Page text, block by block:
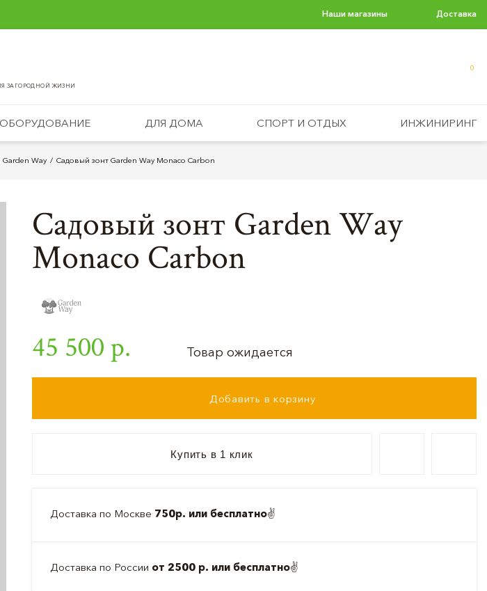
Наши магазины Доставка
ЗАГОРОДНОЙ ЖИЗНИ
0
ДЛЯ ДОМА СПОРТ И ОТДЫХ ИНЖИНИРИНГ
Garden Way Садовый зонт Garden Way Monaco Carbon
Садовый зонт Garden Way
Monaco Carbon
45 500 р. Товар ожидается
Добавить в корзину
Купить в 1 клик
Доставка по Москве 750р. или бесплатно✌️
Доставка по России от 2500 р. или бесплатно✌️